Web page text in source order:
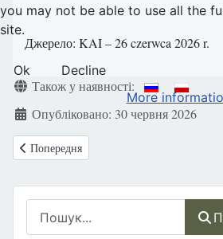
Джерело: KAI – 26 czerwca 2026 r.
ДеталіТакож у наявності:
Опубліковано: 30 червня 2026
Попередня стаття: Курс онлаін про
Попередня
you may not be able to use all the
site.
Ok
Decline
More